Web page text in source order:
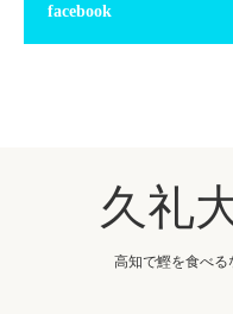
facebook
久礼
高知で鰹を食べ